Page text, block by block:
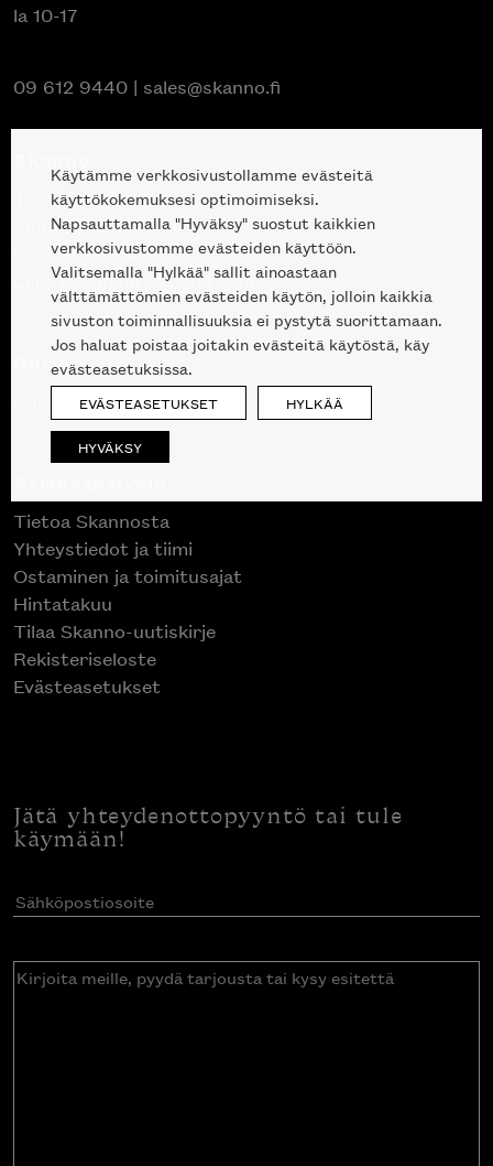
la 10-17
09 612 9440 | sales@skanno.fi
Tuotteet
Suunnittelupalvelu
Projektimyynti
Liike Helsingin keskustassa
Outlet
Poistuvat mallikappaleet
Tietoa Skannosta
Yhteystiedot ja tiimi
Ostaminen ja toimitusajat
Hintatakuu
Tilaa Skanno-uutiskirje
Rekisteriseloste
Evästeasetukset
Jätä yhteydenottopyyntö tai tule
käymään!
Sähköpostiosoite(Pakollinen)
Kirjoita
Käytämme verkkosivustollamme evästeitä
käyttökokemuksesi optimoimiseksi.
Napsauttamalla "Hyväksy" suostut kaikkien
verkkosivustomme evästeiden käyttöön.
Valitsemalla "Hylkää" sallit ainoastaan
välttämättömien evästeiden käytön, jolloin kaikkia
sivuston toiminnallisuuksia ei pystytä suorittamaan.
Jos haluat poistaa joitakin evästeitä käytöstä, käy
evästeasetuksissa.
EVÄSTEASETUKSET HYLKÄÄ
HYVÄKSY